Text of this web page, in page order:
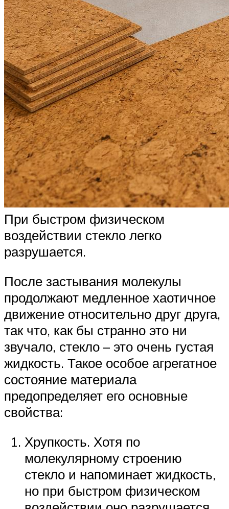
При быстром физическом
воздействии стекло легко
разрушается.
После застывания молекулы
продолжают медленное хаотичное
движение относительно друг друга,
так что, как бы странно это ни
звучало, стекло – это очень густая
жидкость. Такое особое агрегатное
состояние материала
предопределяет его основные
свойства:
Хрупкость. Хотя по
молекулярному строению
стекло и напоминает жидкость,
но при быстром физическом